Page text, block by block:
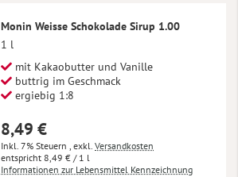
Monin Weisse Schokolade Sirup 1.00
1 l
mit Kakaobutter und Vanille
buttrig im Geschmack
ergiebig 1:8
8,49 €
Inkl. 7% Steuern , exkl. Versandkosten
8,49 € / 1 l
Informationen zur Lebensmittel Kennzeichnung